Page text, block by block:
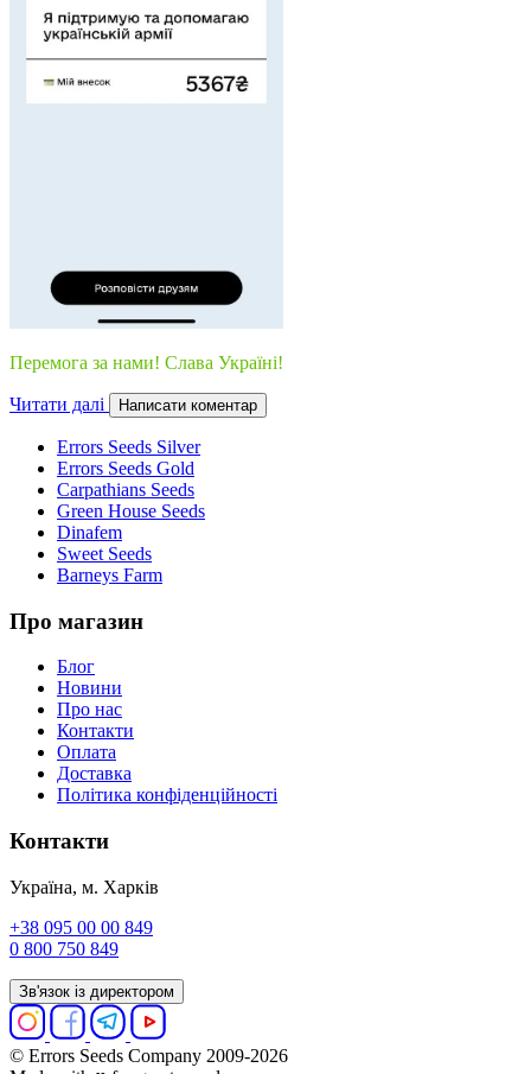
Перемога за нами! Слава Україні!
Читати далі Написати коментар
Errors Seeds Silver
Errors Seeds Gold
Carpathians Seeds
Green House Seeds
Dinafem
Sweet Seeds
Barneys Farm
Про магазин
Блог
Новини
Про нас
Контакти
Оплата
Доставка
Політика конфіденційності
Контакти
Україна, м. Харків
+38 095 00 00 849
0 800 750 849
Зв'язок із директором
© Errors Seeds Company 2009-2026